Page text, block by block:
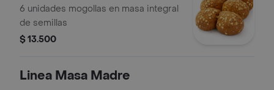
X6
6 unidades mogollas en masa integral
de semillas
$ 13.500
Linea Masa Madre